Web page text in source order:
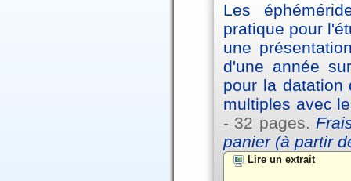
Les
pratique pour
une
d'une année
pour la datation
multiples avec
- 32 pages.
panier (à partir
Lire un extrait